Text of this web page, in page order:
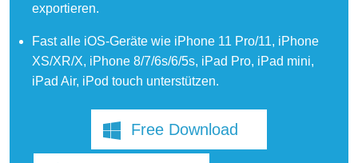
exportieren.
Fast alle iOS-Geräte wie iPhone 11 Pro/11, iPhone
XS/XR/X, iPhone 8/7/6s/6/5s, iPad Pro, iPad mini,
iPad Air, iPod touch unterstützen.
Free Download